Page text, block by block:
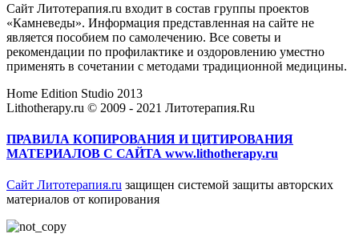
Сайт Литотерапия.ru входит в состав группы проектов
«Камневеды». Информация представленная на сайте не
является пособием по самолечению. Все советы и
рекомендации по профилактике и оздоровлению уместно
применять в сочетании с методами традиционной медицины.
Home Edition Studio 2013
Lithotherapy.ru © 2009 - 2021 Литотерапия.Ru
ПРАВИЛА КОПИРОВАНИЯ И ЦИТИРОВАНИЯ
МАТЕРИАЛОВ С САЙТА www.lithotherapy.ru
Сайт Литотерапия.ru защищен системой защиты авторских
материалов от копирования